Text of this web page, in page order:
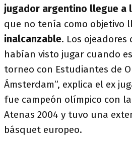
jugador argentino llegue a
que no tenía como objetivo
inalcanzable. Los ojeadores
habían visto jugar cuando
torneo con Estudiantes de
Ámsterdam”, explica el ex
fue campeón olímpico con
Atenas 2004 y tuvo una
básquet europeo.